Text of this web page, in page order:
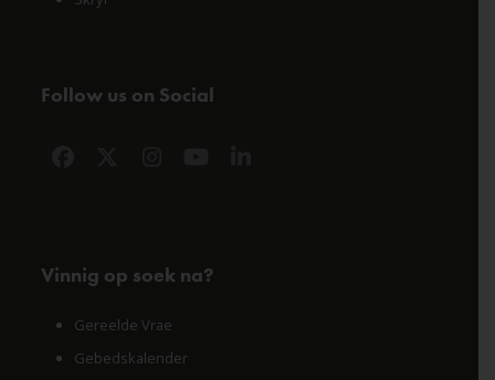
Follow us on Social
Vinnig op soek na?
Gereelde Vrae
Gebedskalender